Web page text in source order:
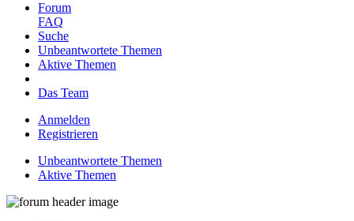
Forum
FAQ
Suche
Unbeantwortete Themen
Aktive Themen
Das Team
Anmelden
Registrieren
Unbeantwortete Themen
Aktive Themen